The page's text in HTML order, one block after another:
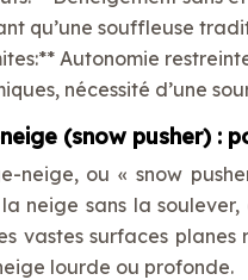
qu’une souffleuse
Autonomie
nécessité d’une
(snow pusher) :
neige, ou « snow
la neige sans la
vastes surfaces
lourde ou profonde.